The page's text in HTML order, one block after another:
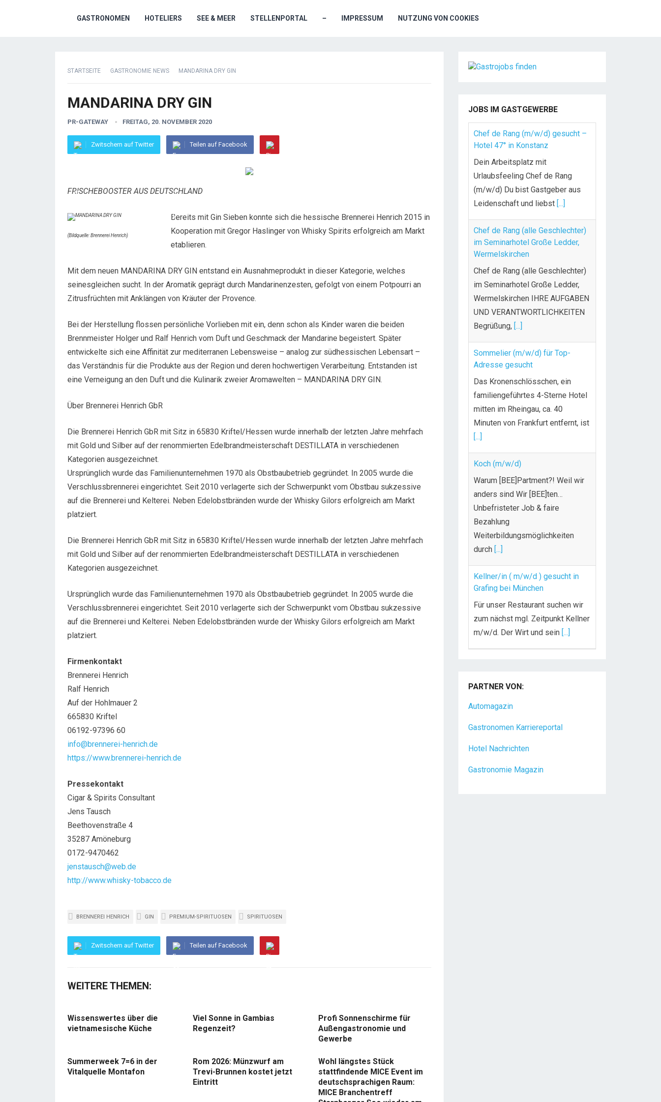
GASTRONOMEN HOTELIERS SEE & MEER STELLENPORTAL – IMPRESSUM NUTZUNG VON COOKIES
STARTSEITE GASTRONOMIE NEWS MANDARINA DRY GIN
MANDARINA DRY GIN
PR-GATEWAY FREITAG, 20. NOVEMBER 2020
Zwitschern auf Twitter Teilen auf Facebook
FRISCHEBOOSTER AUS DEUTSCHLAND
(Bildquelle: Brennerei Henrich)
Bereits mit Gin Sieben konnte sich die hessische Brennerei Henrich 2015 in
Kooperation mit Gregor Haslinger von Whisky Spirits erfolgreich am Markt
etablieren.
Mit dem neuen MANDARINA DRY GIN entstand ein Ausnahmeprodukt in dieser Kategorie, welches
seinesgleichen sucht. In der Aromatik geprägt durch Mandarinenzesten, gefolgt von einem Potpourri an
Zitrusfrüchten mit Anklängen von Kräuter der Provence.
Bei der Herstellung flossen persönliche Vorlieben mit ein, denn schon als Kinder waren die beiden
Brennmeister Holger und Ralf Henrich vom Duft und Geschmack der Mandarine begeistert. Später
entwickelte sich eine Affinität zur mediterranen Lebensweise – analog zur südhessischen Lebensart –
das Verständnis für die Produkte aus der Region und deren hochwertigen Verarbeitung. Entstanden ist
eine Verneigung an den Duft und die Kulinarik zweier Aromawelten – MANDARINA DRY GIN.
Über Brennerei Henrich GbR
Die Brennerei Henrich GbR mit Sitz in 65830 Kriftel/Hessen wurde innerhalb der letzten Jahre mehrfach
mit Gold und Silber auf der renommierten Edelbrandmeisterschaft DESTILLATA in verschiedenen
Kategorien ausgezeichnet.
Ursprünglich wurde das Familienunternehmen 1970 als Obstbaubetrieb gegründet. In 2005 wurde die
Verschlussbrennerei eingerichtet. Seit 2010 verlagerte sich der Schwerpunkt vom Obstbau sukzessive
auf die Brennerei und Kelterei. Neben Edelobstbränden wurde der Whisky Gilors erfolgreich am Markt
platziert.
Die Brennerei Henrich GbR mit Sitz in 65830 Kriftel/Hessen wurde innerhalb der letzten Jahre mehrfach
mit Gold und Silber auf der renommierten Edelbrandmeisterschaft DESTILLATA in verschiedenen
Kategorien ausgezeichnet.
Ursprünglich wurde das Familienunternehmen 1970 als Obstbaubetrieb gegründet. In 2005 wurde die
Verschlussbrennerei eingerichtet. Seit 2010 verlagerte sich der Schwerpunkt vom Obstbau sukzessive
auf die Brennerei und Kelterei. Neben Edelobstbränden wurde der Whisky Gilors erfolgreich am Markt
platziert.
Firmenkontakt
Brennerei Henrich
Ralf Henrich
Auf der Hohlmauer 2
665830 Kriftel
06192-97396 60
info@brennerei-henrich.de
https://www.brennerei-henrich.de
Pressekontakt
Cigar & Spirits Consultant
Jens Tausch
Beethovenstraße 4
35287 Amöneburg
0172-9470462
jenstausch@web.de
http://www.whisky-tobacco.de
BRENNEREI HENRICH GIN PREMIUM-SPIRITUOSEN SPIRITUOSEN
Zwitschern auf Twitter Teilen auf Facebook
WEITERE THEMEN:
Wissenswertes über die
vietnamesische Küche
Viel Sonne in Gambias
Regenzeit?
Profi Sonnenschirme für
Außengastronomie und
Gewerbe
Summerweek 7=6 in der
Vitalquelle Montafon
Rom 2026: Münzwurf am
Trevi-Brunnen kostet jetzt
Eintritt
Wohl längstes Stück
stattfindende MICE Event im
deutschsprachigen Raum:
MICE Branchentreff
JOBS IM GASTGEWERBE
Chef de Rang (m/w/d) gesucht –
Hotel 47° in Konstanz
Dein Arbeitsplatz mit
Urlaubsfeeling Chef de Rang
(m/w/d) Du bist Gastgeber aus
Leidenschaft und liebst [...]
Chef de Rang (alle Geschlechter)
im Seminarhotel Große Ledder,
Wermelskirchen
Chef de Rang (alle Geschlechter)
im Seminarhotel Große Ledder,
Wermelskirchen IHRE AUFGABEN
UND VERANTWORTLICHKEITEN
Begrüßung, [...]
Sommelier (m/w/d) für Top-
Adresse gesucht
Das Kronenschlösschen, ein
familiengeführtes 4-Sterne Hotel
mitten im Rheingau, ca. 40
Minuten von Frankfurt entfernt, ist
[...]
Koch (m/w/d)
Warum [BEE]Partment?! Weil wir
anders sind Wir [BEE]ten…
Unbefristeter Job & faire
Bezahlung
Weiterbildungsmöglichkeiten
durch [...]
Kellner/in ( m/w/d ) gesucht in
Grafing bei München
Für unser Restaurant suchen wir
zum nächst mgl. Zeitpunkt Kellner
m/w/d. Der Wirt und sein [...]
PARTNER VON:
Automagazin
Gastronomen Karriereportal
Hotel Nachrichten
Gastronomie Magazin